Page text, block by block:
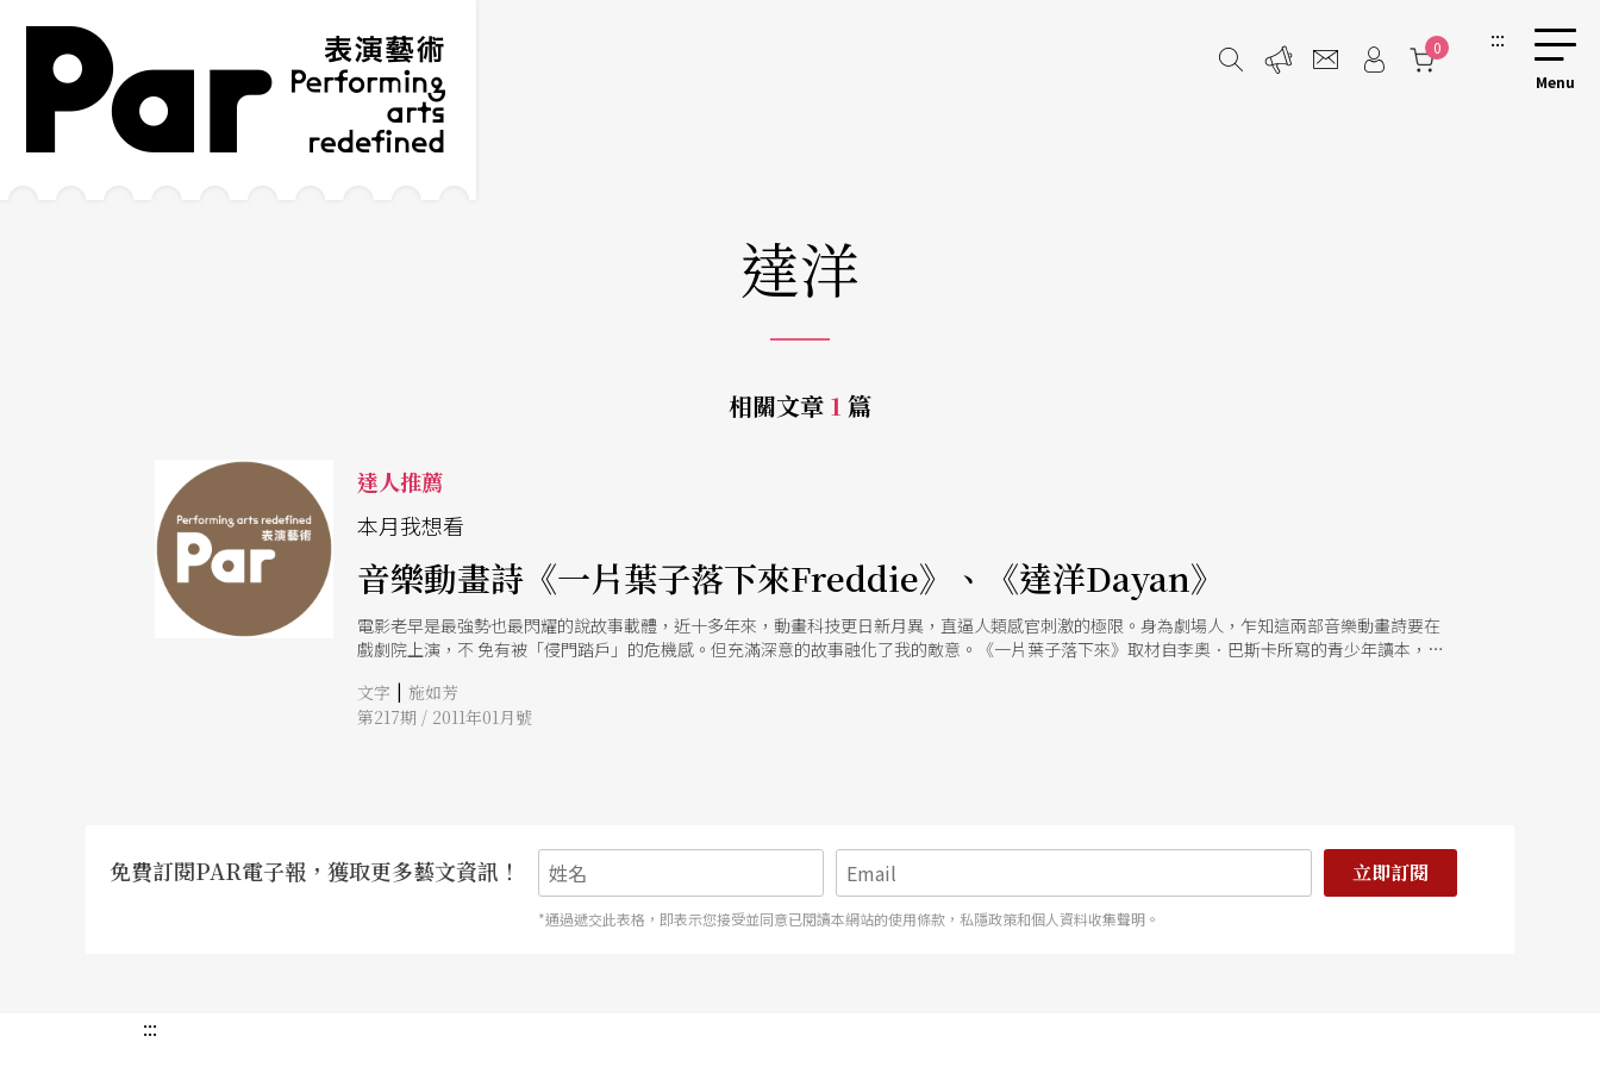
跳到主要內容區塊
網站導覽
0 :::
達洋
相關文章 1 篇
達人推薦
本月我想看
音樂動畫詩《一片葉子落下來Freddie》、《達洋Dayan》
電影老早是最強勢也最閃耀的說故事載體，近十多年來，動畫科技更日新月異，直逼人類感官刺激的極限。身為劇場人，乍知這兩部音樂動畫詩要在
戲劇院上演，不 免有被「侵門踏戶」的危機感。但充滿深意的故事融化了我的敵意。《一片葉子落下來》取材自李奧．巴斯卡所寫的青少年讀本，描
影，激盪出真幻的思辨。從文本、繪 本到動畫加現場音樂、口白演出，我最想向這群創作者、演繹者致意的，不是外在的「金獎」、「超人氣」榮
銜，而是他們不說教，只因相信孩子，相信劇中這兩個 不具人身的主角，可引領赤子之心跨過「人」的局限，只因孩子是天生的哲學家！
文字 | 施如芳
第217期 / 2011年01月號
免費訂閱PAR電子報，獲取更多藝文資訊！ 立即訂閱
*通過遞交此表格，即表示您接受並同意已閱讀本網站的使用條款，私隱政策和個人資料收集聲明。
:::